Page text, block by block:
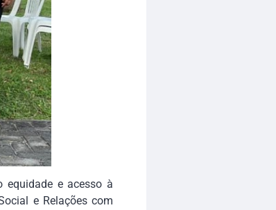
equidade e acesso à
e Relações com